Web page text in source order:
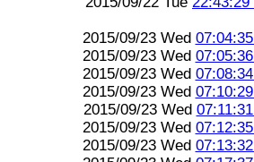
2015/09/23 Wed 07:04:35
2015/09/23 Wed 07:05:36
2015/09/23 Wed 07:08:34
2015/09/23 Wed 07:10:29
2015/09/23 Wed 07:11:31
2015/09/23 Wed 07:12:35
2015/09/23 Wed 07:13:32